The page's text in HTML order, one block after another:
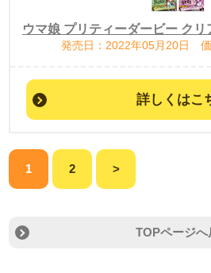
ウマ娘 プリティーダービー ク
発売日：2022年05月20日
詳しくはこ
1 2 >
TOPページへ